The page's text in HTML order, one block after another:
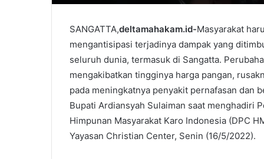
SANGATTA,deltamahakam.id-Masyarakat
mengantisipasi terjadinya dampak yang
seluruh dunia, termasuk di Sangatta.
mengakibatkan tingginya harga pangan,
pada meningkatnya penyakit pernafasan dan
Bupati Ardiansyah Sulaiman saat menghadiri
Himpunan Masyarakat Karo Indonesia (DPC
Yayasan Christian Center, Senin (16/5/2022).